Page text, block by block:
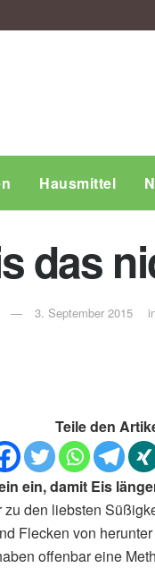
Hausmittel
das
3. September 2015
Teile den
ein, damit Eis
den liebsten
Flecken von
offenbar eine